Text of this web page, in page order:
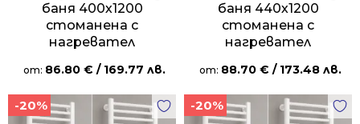
баня 400х1200
стоманена с
нагревател
от: 86.80 € / 169.77 лв.
баня 440х1200
стоманена с
нагревател
от: 88.70 € / 173.48 лв.
-20% -20%